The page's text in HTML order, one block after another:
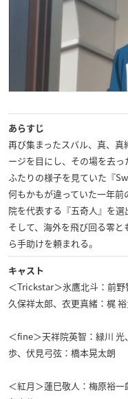
あらすじ
再び集まったスバル、真、
ージを目にし、その場を去っ
ふたりの様子を見ていた『
何もかもが違っていた一年
院を代表する『五奇人』を選
そして、海外を飛び回る零
ら手助けを頼まれる。
キャスト
＜Trickstar＞氷鷹北斗：前
久保祥太郎、衣更真緒：梶
＜fine＞天祥院英智：緑川
歩、伏見弓弦：橋本晃太朗
＜紅月＞蓮巳敬人：梅原裕